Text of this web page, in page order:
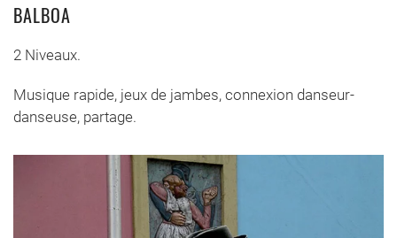
BALBOA
2 Niveaux.
Musique rapide, jeux de jambes, connexion danseur-
danseuse, partage.